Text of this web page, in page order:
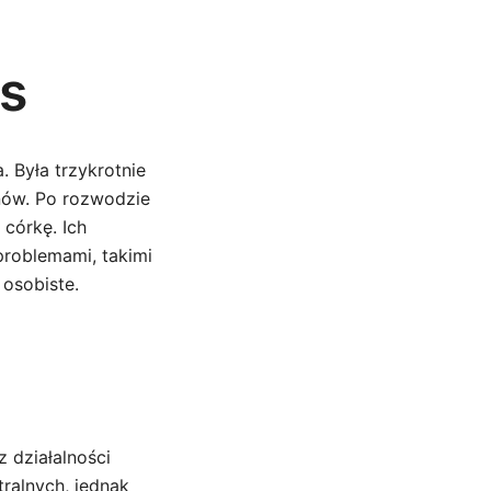
Była trzykrotnie
Po rozwodzie
córkę. Ich
takimi
działalności
jednak